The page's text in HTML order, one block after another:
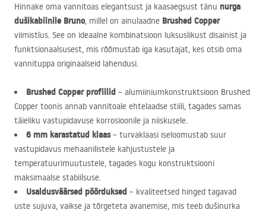
Hinnake oma vannitoas elegantsust ja kaasaegsust tänu nurga
dušikabiinile Bruno, millel on ainulaadne Brushed Copper
viimistlus. See on ideaalne kombinatsioon luksuslikust disainist ja
funktsionaalsusest, mis rõõmustab iga kasutajat, kes otsib oma
vannituppa originaalseid lahendusi.
Brushed Copper profiilid – alumiiniumkonstruktsioon Brushed
Copper toonis annab vannitoale ehtelaadse stiili, tagades samas
täieliku vastupidavuse korrosioonile ja niiskusele.
6 mm karastatud klaas– turvaklaasi iseloomustab suur
vastupidavus mehaanilistele kahjustustele ja
temperatuurimuutustele, tagades kogu konstruktsiooni
maksimaalse stabiilsuse.
Usaldusväärsed pöörduksed – kvaliteetsed hinged tagavad
uste sujuva, vaikse ja tõrgeteta avanemise, mis teeb dušinurka